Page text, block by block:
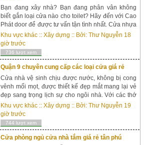
Bạn đang xây nhà? Bạn đang phân vân không
biết gắn loại cửa nào cho toilet? Hãy đến với Cao
Phát door để được tư vấn tận tình nhất. Cửa nhựa
đài loan là dòng cửa siêu bền, chịu được nước,
không bị gỉ sét mối mọt m&agra...
Khu vực khác ::Xây dựng :: Bởi:Thư Nguyễn 18
giờ trước
736 lượt xem
Quận 9 chuyên cung cấp các loại cửa giá rẻ
Cửa nhà vệ sinh chịu được nước, không bị cong
vênh mối mọt, được thiết kế đẹp mắt mang lại vẻ
đẹp sang trọng lịch sự cho ngôi nhà. Với các thớ
vân giả gỗ, cửa nhựa đài loan mang lại sự đồng
bộ cho ngôi nhà. Kích thước chuẩn cho toilet
800x2050 (k&i...
Khu vực khác ::Xây dựng :: Bởi:Thư Nguyễn 19
giờ trước
744 lượt xem
Cửa phòng ngủ cửa nhà tắm giá rẻ tân phú